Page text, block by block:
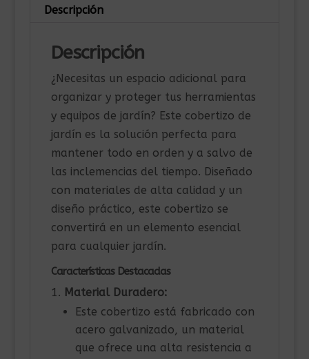
Descripción
Descripción
¿Necesitas un espacio adicional para
organizar y proteger tus herramientas
y equipos de jardín? Este cobertizo de
jardín es la solución perfecta para
mantener todo en orden y a salvo de
las inclemencias del tiempo. Diseñado
con materiales de alta calidad y un
diseño práctico, este cobertizo se
convertirá en un elemento esencial
para cualquier jardín.
Características Destacadas
Material Duradero:
Este cobertizo está fabricado con
acero galvanizado, un material
que ofrece una alta resistencia a